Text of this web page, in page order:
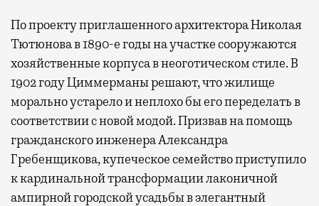
По проекту приглашенного архитектора Николая
Тютюнова в 1890-е годы на участке сооружаются
хозяйственные корпуса в неоготическом стиле. В
1902 году Циммерманы решают, что жилище
морально устарело и неплохо бы его переделать в
соответствии с новой модой. Призвав на помощь
гражданского инженера Александра
Гребенщикова, купеческое семейство приступило
к кардинальной трансформации лаконичной
ампирной городской усадьбы в элегантный